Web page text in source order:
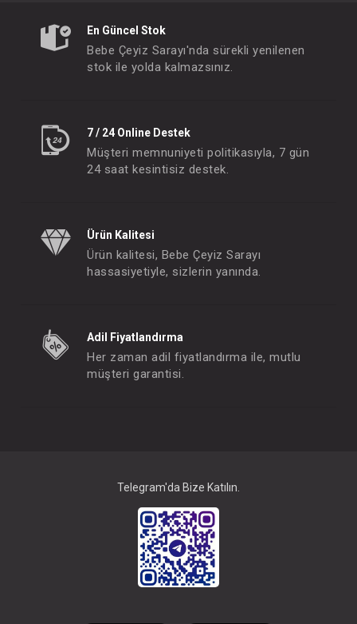
En Güncel Stok
Bebe Çeyiz Sarayı'nda sürekli yenilenen
stok ile yolda kalmazsınız.
7 / 24 Online Destek
Müşteri memnuniyeti politikasıyla, 7 gün
24 saat kesintisiz destek.
Ürün Kalitesi
Ürün kalitesi, Bebe Çeyiz Sarayı
hassasiyetiyle, sizlerin yanında.
Adil Fiyatlandırma
Her zaman adil fiyatlandırma ile, mutlu
müşteri garantisi.
Telegram'da Bize Katılın.